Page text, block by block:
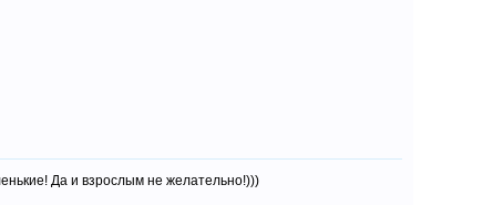
Да и взрослым не желательно!)))